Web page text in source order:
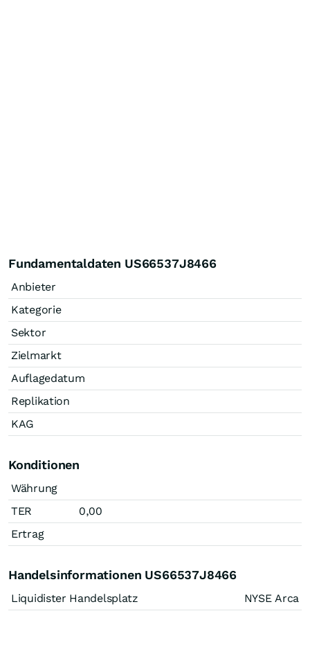
Fundamentaldaten US66537J8466
Anbieter
Kategorie
Sektor
Zielmarkt
Auflagedatum
Replikation
KAG
Konditionen
Währung
TER
0,00
Ertrag
Handelsinformationen US66537J8466
Liquidister Handelsplatz NYSE Arca